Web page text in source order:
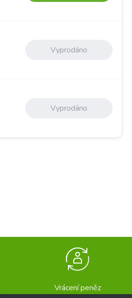
Vyprodáno
Vyprodáno
Vrácení peněz